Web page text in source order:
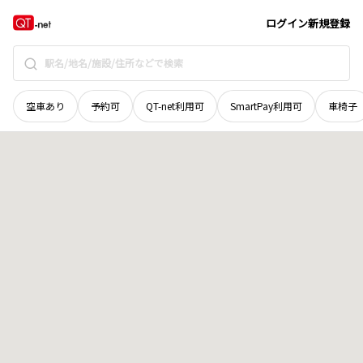
ログイン新規登録
空車あり 予約可 QT-net利用可 SmartPay利用可 車椅子
広島県